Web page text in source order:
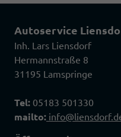
Autoservice
Inh. Lars Liensdorf
Hermannstraße 8
31195 Lamspringe
Tel: 05183 501330
mailto: